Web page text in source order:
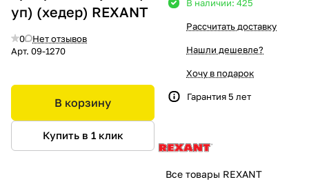
уп) (хедер) REXANT
0
Нет отзывов
Арт. 09-1270
В корзину
Купить в 1 клик
В наличии: 425
Рассчитать доставку
Нашли дешевле?
Хочу в подарок
Гарантия 5 лет
Все товары REXANT